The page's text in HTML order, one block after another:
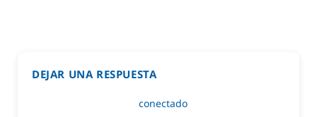
DEJAR UNA RESPUESTA
conectado